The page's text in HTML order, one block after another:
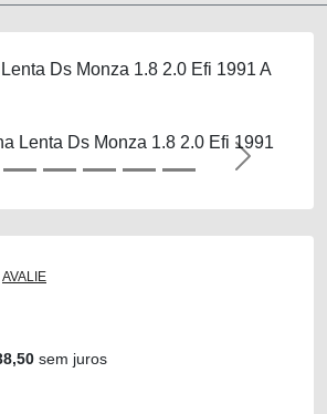
Ds Monza 1.8 2.0 Efi 1991 A
Next
AVALIE
sem juros